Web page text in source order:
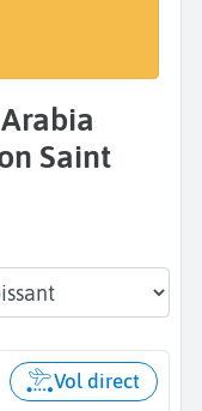
Saint
Vol direct